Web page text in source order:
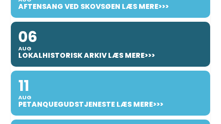
AFTENSANG VED SKOVSØEN LÆS MERE>>>
06
AUG
LOKALHISTORISK ARKIV LÆS MERE>>>
11
AUG
PETANQUEGUDSTJENESTE LÆS MERE>>>